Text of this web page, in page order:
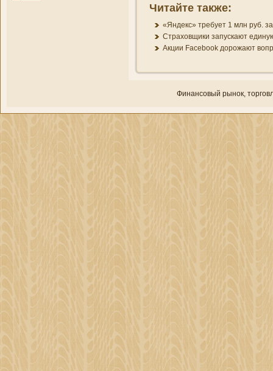
Читайте также:
«Яндекс» требует 1 млн руб.
Страховщики запускают
Акции Facebook дорожают
Финансовый рынок,